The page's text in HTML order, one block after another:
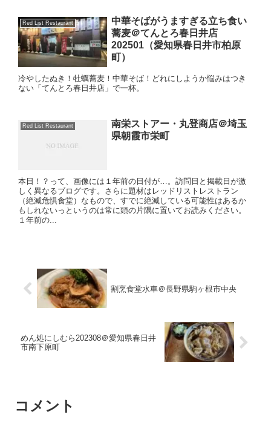
Red List Restaurant
中華そばがうますぎる立ち食い
蕎麦＠てんとろ春日井店
202501（愛知県春日井市柏原
町）
冷やしたぬき！牡蠣蕎麦！中華そば！どれにしようか悩みはつき
ない「てんとろ春日井店」で一杯。
Red List Restaurant
南栄ストアー・丸登商店＠埼玉
県朝霞市栄町
本日！？って、画像には１年前の日付が…。訪問日と掲載日が激
しく異なるブログです。さらに題材はレッドリストレストラン
（絶滅危惧食堂）なもので、すでに絶滅している可能性はあるか
もしれないっというのは常に頭の片隅に置いてお読みください。
１年前の...
割烹食堂水車＠長野県駒ヶ根市中央
めん処にしむら202308＠愛知県春日井
市南下原町
コメント